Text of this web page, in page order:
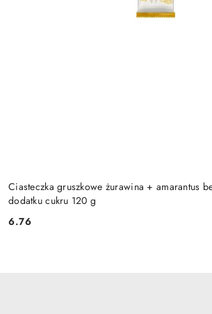
Ciasteczka gruszkowe żurawina + amarantus
dodatku cukru 120 g
Cena:
6.76